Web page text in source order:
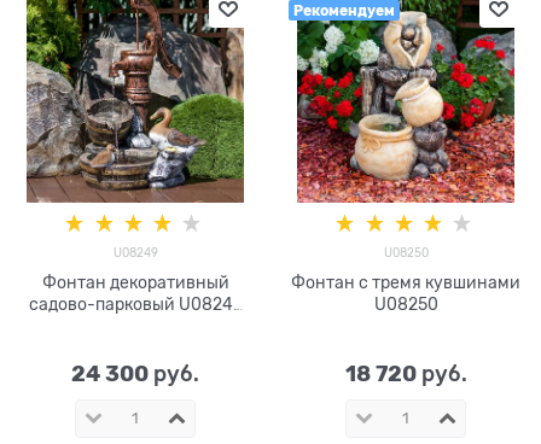
U08249
Фонтан декоративный
садово-парковый U08249
24 300 руб.
Рекомендуем
U08250
Фонтан с тремя кувшинами
U08250
18 720 руб.